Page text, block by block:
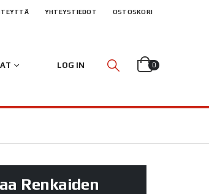
YHTEYSTIEDOT OSTOSKORI
LOG IN 0
Renkaiden